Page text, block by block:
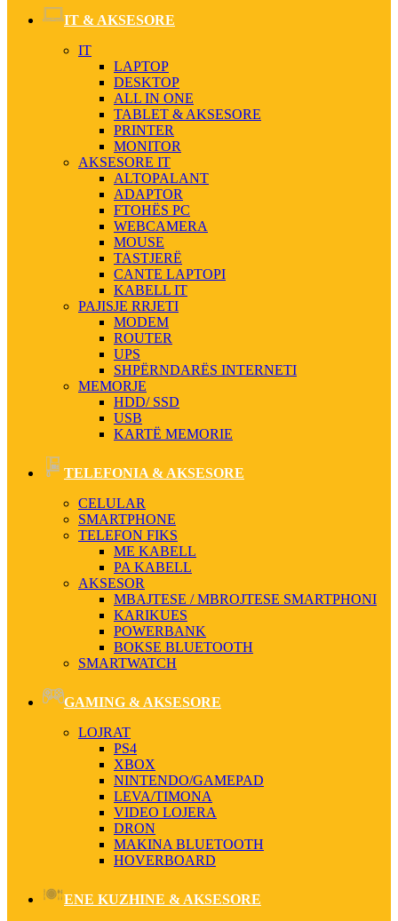
IT & AKSESORE
IT
LAPTOP
DESKTOP
ALL IN ONE
TABLET & AKSESORE
PRINTER
MONITOR
AKSESORE IT
ALTOPALANT
ADAPTOR
FTOHËS PC
WEBCAMERA
MOUSE
TASTJERË
CANTE LAPTOPI
KABELL IT
PAJISJE RRJETI
MODEM
ROUTER
UPS
SHPËRNDARËS INTERNETI
MEMORJE
HDD/ SSD
USB
KARTË MEMORIE
TELEFONIA & AKSESORE
CELULAR
SMARTPHONE
TELEFON FIKS
ME KABELL
PA KABELL
AKSESOR
MBAJTESE / MBROJTESE SMARTPHONI
KARIKUES
POWERBANK
BOKSE BLUETOOTH
SMARTWATCH
GAMING & AKSESORE
LOJRAT
PS4
XBOX
NINTENDO/GAMEPAD
LEVA/TIMONA
VIDEO LOJERA
DRON
MAKINA BLUETOOTH
HOVERBOARD
ENE KUZHINE & AKSESORE